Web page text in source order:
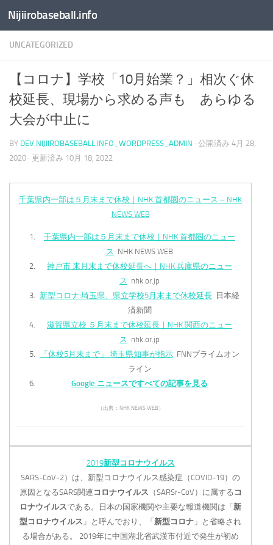
コンテンツへスキップ
Nijiirobaseball.info
UNCATEGORIZED
【コロナ】学校「10月始業？」相次ぐ休
校延長、現場から求める声も あらゆる
大会が中止に
BY DEV.NIJIIROBASEBALL.INFO_WORDPRESS_ADMIN · 公開済み 4月 28,
2020 · 更新済み 10月 18, 2022
千葉県内一部は５月末まで休校｜NHK 首都圏のニュース – NHK
NEWS WEB
千葉県内一部は５月末まで休校｜NHK 首都圏のニュー
ス NHK NEWS WEB
神戸市 来月末まで休校延長へ｜NHK 兵庫県のニュー
ス nhk.or.jp
新型コロナ:埼玉県、県立学校5月末まで休校延長 日本経
済新聞
滋賀県立校 ５月末まで休校延長｜NHK 関西のニュー
ス nhk.or.jp
「休校5月末まで」 埼玉県知事が指示 FNNプライムオン
ライン
Google ニュースですべての記事を見る
（出典：NHK NEWS WEB）
2019新型コロナウイルス
SARS-CoV-2）は、新型コロナウイルス感染症（COVID-19）の
原因となるSARS関連 コロナウイルス （SARSr-CoV）に属する コ
ロナウイルスである。日本の国家機関や主要な報道機関は「新
型コロナウイルス 」と呼んでおり、「新型コロナ 」と省略され
る場合がある。 2019年に中国湖北省武漢市付近で発生が初め